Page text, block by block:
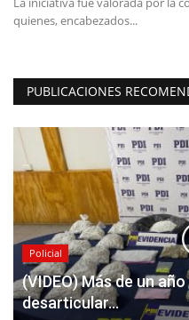
quienes, encabezados...
PUBLICACIONES
Policial
(VIDEO) Más de un
desarticular...